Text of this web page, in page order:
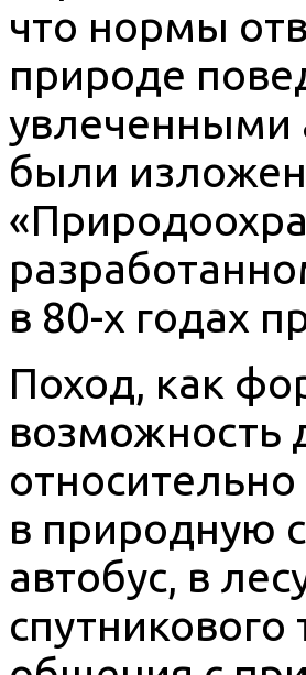
что нормы
природе
были
в 80-х годах
Поход, как
возможность
в природную
автобус, в